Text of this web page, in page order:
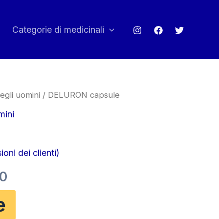
Categorie di medicinali
uomini / DELURON capsule
dei clienti)